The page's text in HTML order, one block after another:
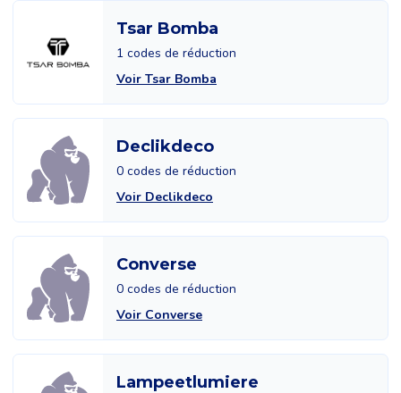
Tsar Bomba
1 codes de réduction
Voir Tsar Bomba
Declikdeco
0 codes de réduction
Voir Declikdeco
Converse
0 codes de réduction
Voir Converse
Lampeetlumiere